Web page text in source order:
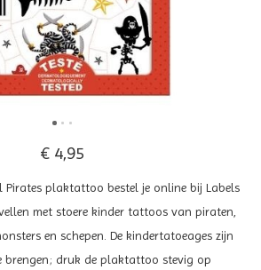
€ 4,95
Pirates plaktattoo bestel je online bij Labels
met stoere kinder tattoos van piraten,
en schepen. De kindertatoeages zijn
brengen; druk de plaktattoo stevig op